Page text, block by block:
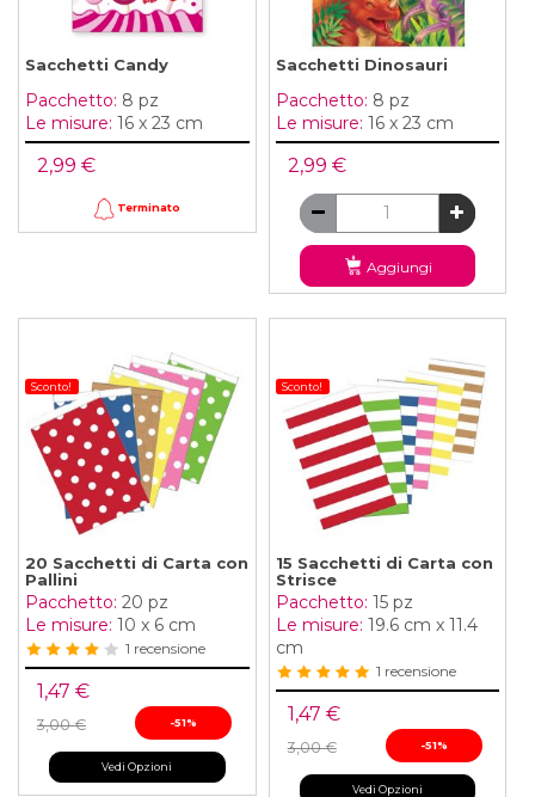
Sacchetti Candy
Pacchetto: 8 pz
Le misure: 16 x 23 cm
2,99 €
Terminato
Sacchetti Dinosauri
Pacchetto: 8 pz
Le misure: 16 x 23 cm
2,99 €
Aggiungi
Sconto!
20 Sacchetti di Carta con
Pallini
Pacchetto: 20 pz
Le misure: 10 x 6 cm
1 recensione
1,47 €
3,00 € -51%
Vedi Opzioni
Sconto!
15 Sacchetti di Carta con
Strisce
Pacchetto: 15 pz
Le misure: 19.6 cm x 11.4
cm
1 recensione
1,47 €
3,00 € -51%
Vedi Opzioni